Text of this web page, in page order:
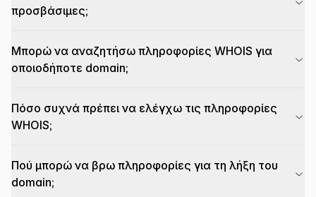
προσβάσιμες;
Μπορώ να αναζητήσω πληροφορίες WHOIS για
οποιοδήποτε domain;
Πόσο συχνά πρέπει να ελέγχω τις πληροφορίες
WHOIS;
Πού μπορώ να βρω πληροφορίες για τη λήξη του
domain;